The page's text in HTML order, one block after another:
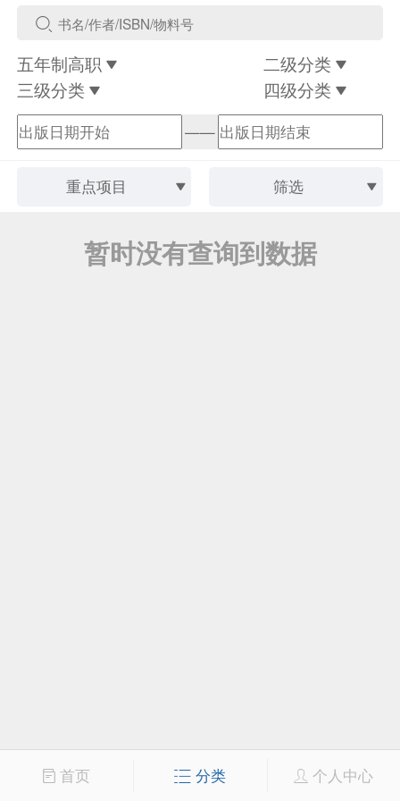
五年制高职
二级分类
三级分类
四级分类
——
重点项目 筛选
暂时没有查询到数据
首页 分类 个人中心